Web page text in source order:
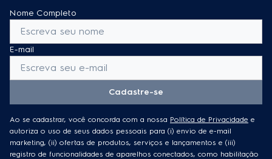
Nome Completo
E-mail
Cadastre-se
Ao se cadastrar, você concorda com a nossa Política de Privacidade e
autoriza o uso de seus dados pessoais para (i) envio de e-mail
marketing, (ii) ofertas de produtos, serviços e lançamentos e (iii)
registro de funcionalidades de aparelhos conectados, como habilitação